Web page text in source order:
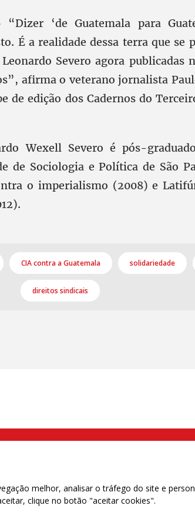
“Dizer ‘de Guatemala para
É a realidade dessa terra que se
Severo agora publicadas
afirma o veterano jornalista
de edição dos Cadernos do
Wexell Severo é pós-
de Sociologia e Política de São
o imperialismo (2008) e
CIA contra a Guatemala solidariedade
direitos sindicais
| Telefone (11) 2108 9200 - Fax (11) 2108 9310
melhor, analisar o tráfego do site e
clique no botão "aceitar cookies".